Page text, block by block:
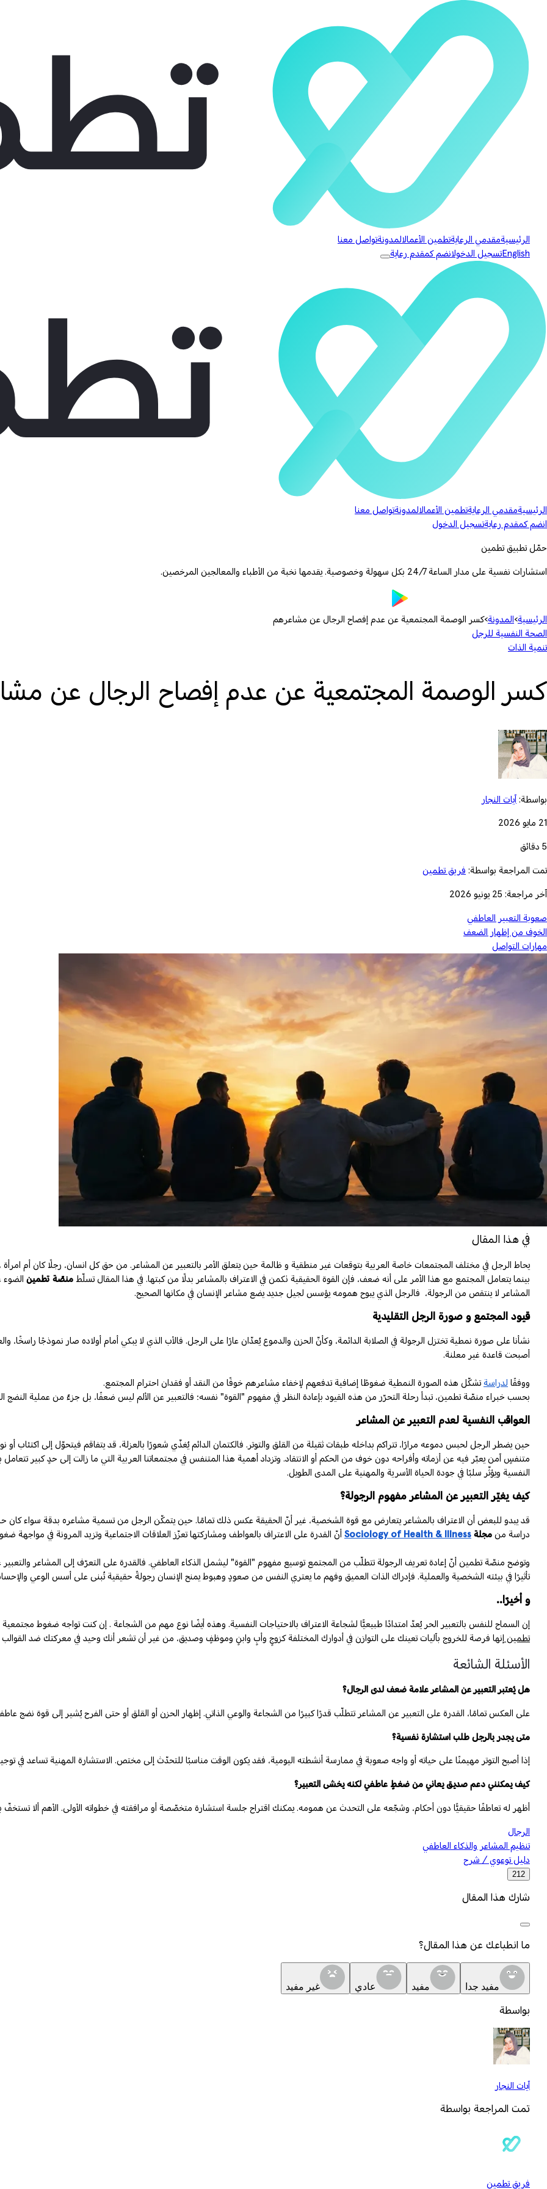
الرئيسيةمقدمي الرعايةتطمين الأعمالالمدونةتواصل معنا
English تسجيل الدخولانضم كمقدم رعاية
الرئيسيةمقدمي الرعايةتطمين الأعمالالمدونةتواصل معنا
انضم كمقدم رعايةتسجيل الدخول
حمّل تطبيق تطمين
استشارات نفسية على مدار الساعة 24/7 بكل سهولة وخصوصية. يقدمها نخبة من الأطباء والمعالجين المرخصين.
الرئيسية› المدونة›كسر الوصمة المجتمعية عن عدم إفصاح الرجال عن مشاعرهم
الصحة النفسية للرجل
تنمية الذات
كسر الوصمة المجتمعية عن عدم إفصاح الرجال عن
بواسطة: آيات النجار
21 مايو 2026
5 دقائق
تمت المراجعة بواسطة: فريق تطمين
آخر مراجعة: 25 يونيو 2026
صعوبة التعبير العاطفي
الخوف من إظهار الضعف
مهارات التواصل
في هذا المقال
يحاط الرجل في مختلف المجتمعات خاصة العربية بتوقعات غير منطقية و ظالمة حين يتعلق الأمر بالتعبير عن المشاعر. من حق كل انسان، رجلًا كان أم
بينما يتعامل المجتمع مع هذا الأمر على أنه ضعف، فإن القوة الحقيقية تكمن في الاعتراف بالمشاعر بدلًا من كبتها. في هذا المقال تسلّط منصّة تطمين
المشاعر لا ينتقص من الرجولة، فالرجل الذي يبوح همومه يؤسس لجيل جديد يضع مشاعر الإنسان في مكانها الصحيح.
قيود المجتمع و صورة الرجل التقليدية
نشأنا على صورة نمطية تختزل الرجولة في الصلابة الدائمة، وكأنّ الحزن والدموع يُعدّان عارًا على الرجل. فالأب الذي لا يبكي أمام أولاده صار نموذجًا
أصبحت قاعدة غير معلنة.
ووفقًا لدراسة تشكّل هذه الصورة النمطية ضغوطًا إضافية تدفعهم لإخفاء مشاعرهم خوفًا من النقد أو فقدان احترام المجتمع.
بحسب خبراء منصّة تطمين، تبدأ رحلة التحرّر من هذه القيود بإعادة النظر في مفهوم "القوة" نفسه؛ فالتعبير عن الألم ليس ضعفًا، بل جزءٌ من عملية النضج
العواقب النفسية لعدم التعبير عن المشاعر
حين يضطر الرجل لحبس دموعه مرارًا، تتراكم بداخله طبقات ثقيلة من القلق والتوتر. فالكتمان الدائم يُغذّي شعورًا بالعزلة، قد يتفاقم فيتحوّل إلى اكتئاب
متنفسٍ آمن يعبّر فيه عن أزماته وأفراحه دون خوف من الحكم أو الانتقاد. وتزداد أهمية هذا المتنفس في مجتمعاتنا العربية التي ما زالت إلى حدٍ كبير
النفسية ويؤثّر سلبًا في جودة الحياة الأسرية والمهنية على المدى الطويل.
كيف يغيّر التعبير عن المشاعر مفهوم الرجولة؟
قد يبدو للبعض أن الاعتراف بالمشاعر يتعارض مع قوة الشخصية، غير أنّ الحقيقة عكس ذلك تمامًا. حين يتمكّن الرجل من تسمية مشاعره بدقة سواء كان
دراسة من مجلة Sociology of Health & Illness أنّ القدرة على الاعتراف بالعواطف ومشاركتها تعزّز العلاقات الاجتماعية وتزيد المرونة في مواجهة
وتوضح منصّة تطمين أنّ إعادة تعريف الرجولة تتطلّب من المجتمع توسيع مفهوم "القوة" ليشمل الذكاء العاطفي. فالقدرة على التعرّف إلى المشاعر
تأثيرًا في بيئته الشخصية والعملية. فإدراك الذات العميق وفهم ما يعتري النفس من صعودٍ وهبوط يمنح الإنسان رجولةً حقيقية تُبنى على أسس الوعي
و أخيرًا..
إن السماح للنفس بالتعبير الحر يُعدّ امتدادًا طبيعيًّا لشجاعة الاعتراف بالاحتياجات النفسية. وهذه أيضًا نوع مهم من الشجاعة . إن كنت تواجه ضغوط
تطمين إنها فرصة للخروج بآليات تعينك على التوازن في أدوارك المختلفة كزوجٍ وأبٍ وابنٍ وموظفٍ وصديق، من غير أن تشعر أنك وحيد في معركتك ضد
الأسئلة الشائعة
هل يُعتبر التعبير عن المشاعر علامة ضعف لدى الرجال؟
على العكس تمامًا، القدرة على التعبير عن المشاعر تتطلّب قدرًا كبيرًا من الشجاعة والوعي الذاتي. إظهار الحزن أو القلق أو حتى الفرح يُشير إلى قوة نضج
متى يجدر بالرجل طلب استشارة نفسية؟
إذا أصبح التوتر مهيمنًا على حياته أو واجه صعوبة في ممارسة أنشطته اليومية، فقد يكون الوقت مناسبًا للتحدّث إلى مختص. الاستشارة المهنية تساعد في
كيف يمكنني دعم صديق يعاني من ضغطٍ عاطفي لكنه يخشى التعبير؟
أظهر له تعاطفًا حقيقيًّا دون أحكام، وشجّعه على التحدث عن همومه. يمكنك اقتراح جلسة استشارة متخصّصة أو مرافقته في خطواته الأولى. الأهم ألا
الرجال
تنظيم المشاعر والذكاء العاطفي
دليل توعوي / شرح
212
شارك هذا المقال
ما انطباعك عن هذا المقال؟
مفيد جدا مفيد عادي غير مفيد
بواسطة
آيات النجار
تمت المراجعة بواسطة
فريق تطمين